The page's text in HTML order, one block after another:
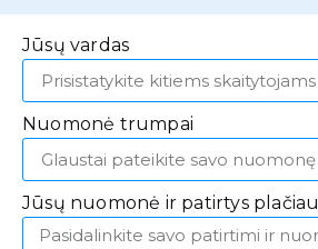
Jūsų vardas
Nuomonė trumpai
Jūsų nuomonė ir patirtys plačiau